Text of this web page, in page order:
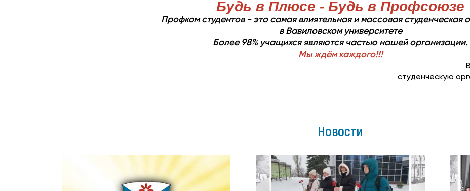
Будь в Плюсе - Будь в Профсоюзе
Профком студентов - это самая влиятельная и массовая студенческая
в Вавиловском университете
Более 98%учащихся являются частью нашей организации.
Мы ждём каждого!!!
студенческую
Новости